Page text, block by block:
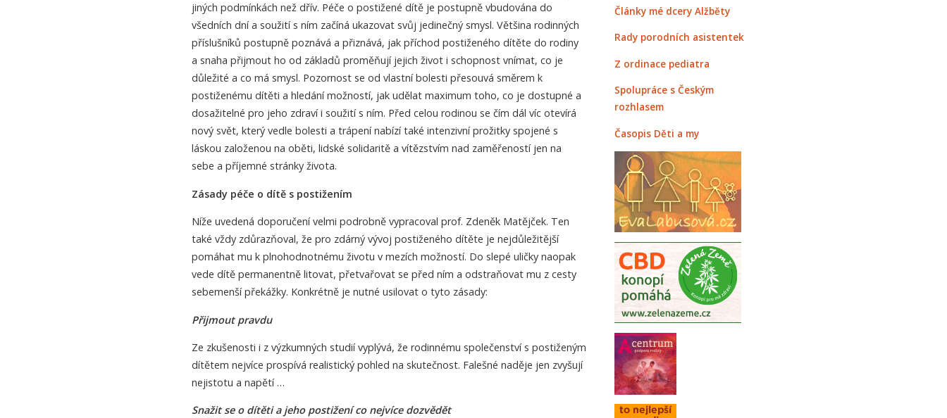
jiných podmínkách než dřív. Péče o postižené dítě je postupně vbudována do
všedních dní a soužití s ním začíná ukazovat svůj jedinečný smysl. Většina rodinných
příslušníků postupně poznává a přiznává, jak příchod postiženého dítěte do rodiny
a snaha přijmout ho od základů proměňují jejich život i schopnost vnímat, co je
důležité a co má smysl. Pozornost se od vlastní bolesti přesouvá směrem k
postiženému dítěti a hledání možností, jak udělat maximum toho, co je dostupné a
dosažitelné pro jeho zdraví i soužití s ním. Před celou rodinou se čím dál víc otevírá
nový svět, který vedle bolesti a trápení nabízí také intenzivní prožitky spojené s
láskou založenou na oběti, lidské solidaritě a vítězstvím nad zaměřeností jen na
sebe a příjemné stránky života.
Zásady péče o dítě s postižením
Níže uvedená doporučení velmi podrobně vypracoval prof. Zdeněk Matějček. Ten
také vždy zdůrazňoval, že pro zdárný vývoj postiženého dítěte je nejdůležitější
pomáhat mu k plnohodnotnému životu v mezích možností. Do slepé uličky naopak
vede dítě permanentně litovat, přetvařovat se před ním a odstraňovat mu z cesty
sebemenší překážky. Konkrétně je nutné usilovat o tyto zásady:
Přijmout pravdu
Ze zkušenosti i z výzkumných studií vyplývá, že rodinnému společenství s postiženým
dítětem nejvíce prospívá realistický pohled na skutečnost. Falešné naděje jen zvyšují
nejistotu a napětí …
Snažit se o dítěti a jeho postižení co nejvíce dozvědět
Články mé dcery Alžběty
Rady porodních asistentek
Z ordinace pediatra
Spolupráce s Českým
rozhlasem
Časopis Děti a my